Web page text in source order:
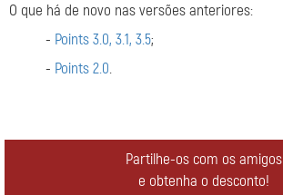
O que há de novo nas versões anteriores:
- Points 3.0, 3.1, 3.5;
- Points 2.0.
Partilhe-os com os amigos
e obtenha o desconto!